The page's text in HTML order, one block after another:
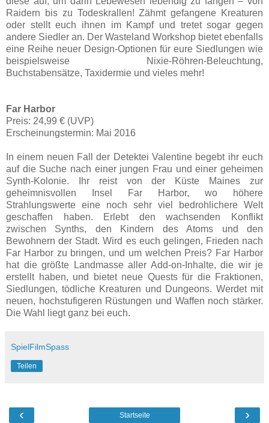
Raidern bis zu Todeskrallen! Zähmt gefangene Kreaturen
oder stellt euch ihnen im Kampf und tretet sogar gegen
andere Siedler an. Der Wasteland Workshop bietet ebenfalls
eine Reihe neuer Design-Optionen für eure Siedlungen wie
beispielsweise Nixie-Röhren-Beleuchtung,
Buchstabensätze, Taxidermie und vieles mehr!
Far Harbor
Preis: 24,99 € (UVP)
Erscheinungstermin: Mai 2016
In einem neuen Fall der Detektei Valentine begebt ihr euch
auf die Suche nach einer jungen Frau und einer geheimen
Synth-Kolonie. Ihr reist von der Küste Maines zur
geheimnisvollen Insel Far Harbor, wo höhere
Strahlungswerte eine noch sehr viel bedrohlichere Welt
geschaffen haben. Erlebt den wachsenden Konflikt
zwischen Synths, den Kindern des Atoms und den
Bewohnern der Stadt. Wird es euch gelingen, Frieden nach
Far Harbor zu bringen, und um welchen Preis? Far Harbor
hat die größte Landmasse aller Add-on-Inhalte, die wir je
erstellt haben, und bietet neue Quests für die Fraktionen,
Siedlungen, tödliche Kreaturen und Dungeons. Werdet mit
neuen, hochstufigeren Rüstungen und Waffen noch stärker.
Die Wahl liegt ganz bei euch.
SpielFilmSpass
Teilen
‹ ›
Startseite